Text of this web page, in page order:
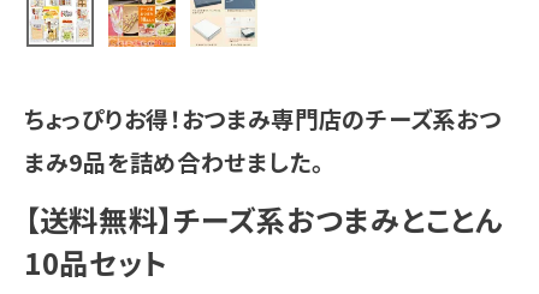
ちょっぴりお得！おつまみ専門店のチーズ系おつ
まみ9品を詰め合わせました。
【送料無料】チーズ系おつまみとことん
10品セット